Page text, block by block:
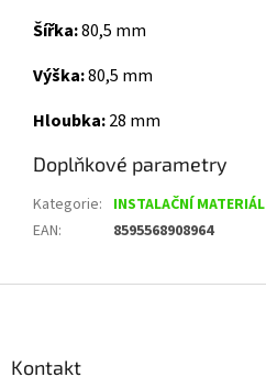
Šířka:80,5 mm
Výška:80,5 mm
Hloubka:28 mm
Doplňkové parametry
Kategorie: INSTALAČNÍ MATERIÁL
EAN: 8595568908964
Kontakt